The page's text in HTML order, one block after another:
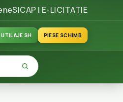
SICAP | E-LICITATIE
UTILAJE SH PIESE SCHIMB